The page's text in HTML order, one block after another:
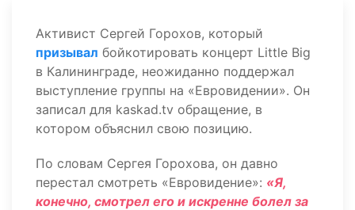
Активист Сергей Горохов, который
призывал бойкотировать концерт Little Big
в Калининграде, неожиданно поддержал
выступление группы на «Евровидении». Он
записал для kaskad.tv обращение, в
котором объяснил свою позицию.
По словам Сергея Горохова, он давно
перестал смотреть «Евровидение»: «Я,
конечно, смотрел его и искренне болел за